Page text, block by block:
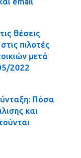
θέσεις
πιλοτές
μετά
2022
Πόσα
και